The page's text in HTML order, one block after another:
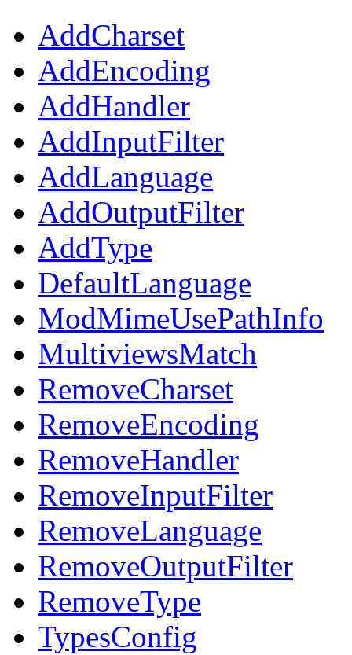
AddCharset
AddEncoding
AddHandler
AddInputFilter
AddLanguage
AddOutputFilter
AddType
DefaultLanguage
ModMimeUsePathInfo
MultiviewsMatch
RemoveCharset
RemoveEncoding
RemoveHandler
RemoveInputFilter
RemoveLanguage
RemoveOutputFilter
RemoveType
TypesConfig